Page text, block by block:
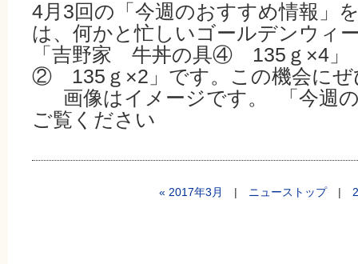
4月3回の「今週のおすすめ情報」
は、何かと忙しいゴールデンウィ
「吉野家 牛丼の具④ 135ｇ×4」
② 135ｇ×2」です。この機会にぜ
画像はイメージです。 「今週
ご覧ください
« 2017年3月 | ニューストップ |